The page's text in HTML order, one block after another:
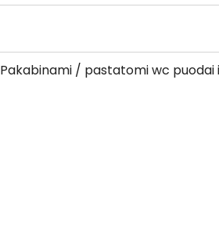
Pakabinami / pastatomi wc puodai